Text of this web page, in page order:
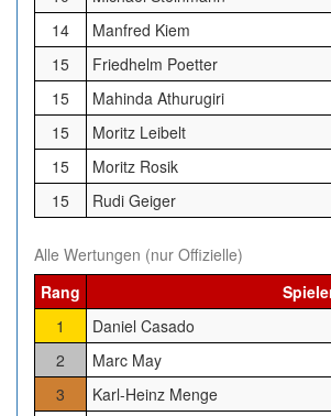
14
Manfred Kiem
15
Friedhelm Poetter
15
Mahinda Athurugiri
15
Moritz Leibelt
15
Moritz Rosik
15
Rudi Geiger
Alle Wertungen (nur Offizielle)
Rang
1
Daniel Casado
2
Marc May
3
Karl-Heinz Menge